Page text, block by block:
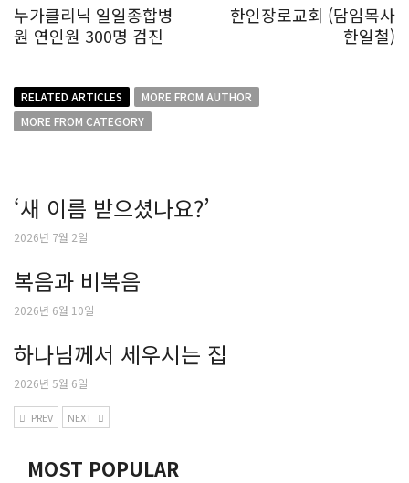
누가클리닉 일일종합병
원 연인원 300명 검진
한인장로교회 (담임목사
한일철)
RELATED ARTICLES
MORE FROM AUTHOR
MORE FROM CATEGORY
‘새 이름 받으셨나요?’
2026년 7월 2일
복음과 비복음
2026년 6월 10일
하나님께서 세우시는 집
2026년 5월 6일
PREV NEXT
MOST POPULAR